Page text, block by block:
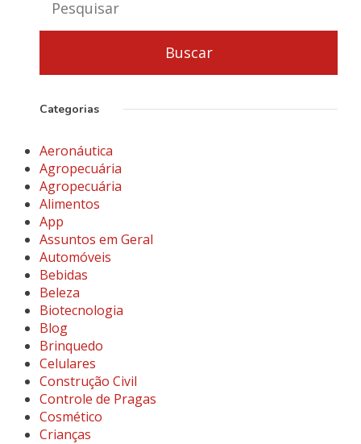
Categorias
Aeronáutica
Agropecuária
Agropecuária
Alimentos
App
Assuntos em Geral
Automóveis
Bebidas
Beleza
Biotecnologia
Blog
Brinquedo
Celulares
Construção Civil
Controle de Pragas
Cosmético
Crianças